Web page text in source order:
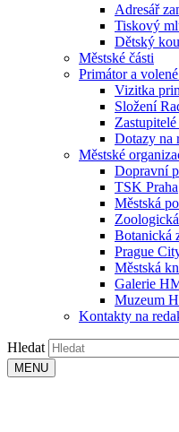
Adresář
Tiskový
Dětský
Městské části
Primátor a
Vizitka
Složení
Dotazy na
Městské
Dopravní
TSK Praha
Městská
Botanická
Prague
Městská
Galerie
Muzeum
Kontakty na
Hledat
MENU